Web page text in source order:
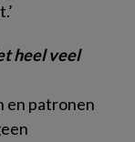
heel veel
en patronen